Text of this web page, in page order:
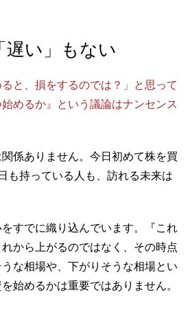
遅い」もない
と、損をするのでは？」と思って
めるか』という議論はナンセンス
係ありません。今日初めて株を買
も持っている人も、訪れる未来は
すでに織り込んでいます。『これ
から上がるのではなく、その時点
な相場や、下がりそうな相場とい
始めるかは重要ではありません。